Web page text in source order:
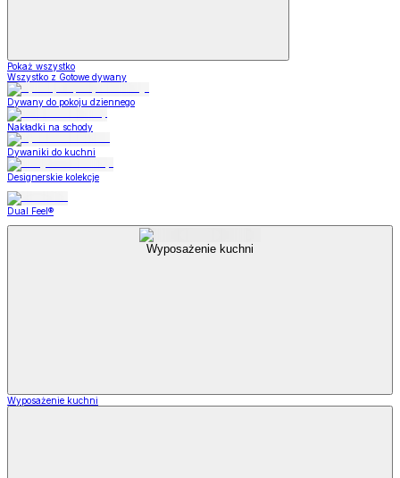
Pokaż wszystko
Wszystko z Gotowe dywany
Dywany do pokoju dziennego
Nakładki na schody
Dywaniki do kuchni
Designerskie kolekcje
Dual Feel®
Wyposażenie kuchni
Wyposażenie kuchni